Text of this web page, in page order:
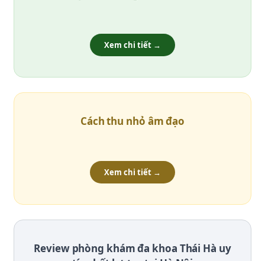
Xem chi tiết →
Cách thu nhỏ âm đạo
Xem chi tiết →
Review phòng khám đa khoa Thái Hà uy